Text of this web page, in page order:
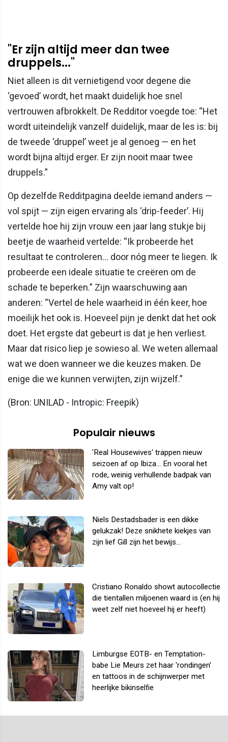
"Er zijn altijd meer dan twee
druppels..."
Niet alleen is dit vernietigend voor degene die
‘gevoed’ wordt, het maakt duidelijk hoe snel
vertrouwen afbrokkelt. De Redditor voegde toe: “Het
wordt uiteindelijk vanzelf duidelijk, maar de les is: bij
de tweede ‘druppel’ weet je al genoeg — en het
wordt bijna altijd erger. Er zijn nooit maar twee
druppels.”
Op dezelfde Redditpagina deelde iemand anders —
vol spijt — zijn eigen ervaring als ‘drip-feeder’. Hij
vertelde hoe hij zijn vrouw een jaar lang stukje bij
beetje de waarheid vertelde: “Ik probeerde het
resultaat te controleren… door nóg meer te liegen. Ik
probeerde een ideale situatie te creëren om de
schade te beperken.” Zijn waarschuwing aan
anderen: “Vertel de hele waarheid in één keer, hoe
moeilijk het ook is. Hoeveel pijn je denkt dat het ook
doet. Het ergste dat gebeurt is dat je hen verliest.
Maar dat risico liep je sowieso al. We weten allemaal
wat we doen wanneer we die keuzes maken. De
enige die we kunnen verwijten, zijn wijzelf.”
(Bron: UNILAD - Intropic: Freepik)
Populair nieuws
'Real Housewives' trappen nieuw
seizoen af op Ibiza... En vooral het
rode, weinig verhullende badpak van
Amy valt op!
Niels Destadsbader is een dikke
gelukzak! Deze snikhete kiekjes van
zijn lief Gill zijn het bewijs...
Cristiano Ronaldo showt autocollectie
die tientallen miljoenen waard is (en hij
weet zelf niet hoeveel hij er heeft)
Limburgse EOTB- en Temptation-
babe Lie Meurs zet haar 'rondingen'
en tattoos in de schijnwerper met
heerlijke bikinselfie